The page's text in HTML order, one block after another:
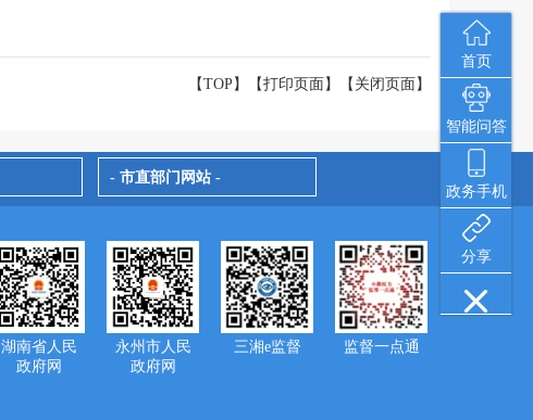
首页
智能问答
政务手机
分享
【TOP】 【打印页面 】【 关闭页面 】
- 市直部门网站 -
湖南省人民
政府网
永州市人民
政府网
三湘e监督 监督一点通